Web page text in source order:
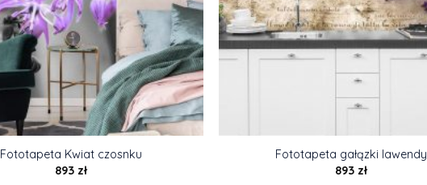
Fototapeta Kwiat czosnku
893 zł
Fototapeta gałązki lawendy
893 zł